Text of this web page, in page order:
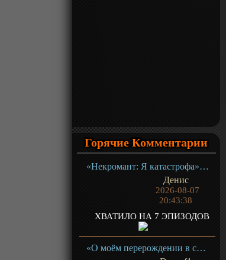
Горячие Комментарии
«Некромант: Я катастрофа» ТВ-1
Денис
2026-08-07
20:43:38
ХВАТИЛО НА 7 ЭПИЗОДОВ
«О моём перерождении в слизь 4» ТВ- 4.1